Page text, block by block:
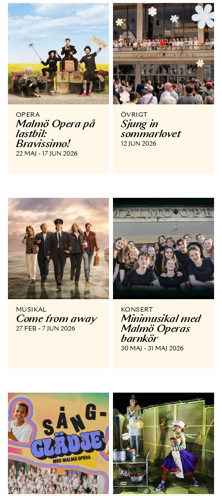
OPERA
Malmö Opera på
lastbil:
Bravissimo!
22 MAJ - 17 JUN 2026
ÖVRIGT
Sjung in
sommarlovet
12 JUN 2026
MUSIKAL
Come from away
27 FEB - 7 JUN 2026
KONSERT
Minimusikal med
Malmö Operas
barnkör
30 MAJ - 31 MAJ 2026